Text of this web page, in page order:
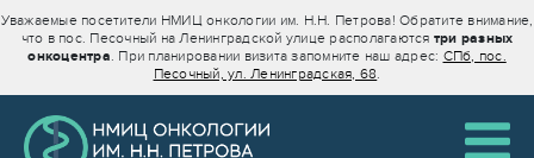
Уважаемые посетители НМИЦ онкологии им. Н.Н. Петрова! Обратите внимание,
что в пос. Песочный на Ленинградской улице располагаются три разных
онкоцентра. При планировании визита запомните наш адрес: СПб, пос.
Песочный, ул. Ленинградская, 68.